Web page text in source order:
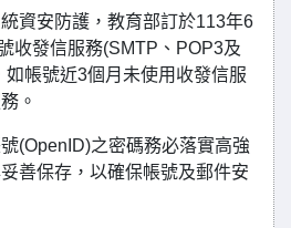
資安防護，教育部訂於113年6
收發信服務(SMTP、POP3及
如帳號近3個月未使用收發信服
。
(OpenID)之密碼務必落實高強
善保存，以確保帳號及郵件安